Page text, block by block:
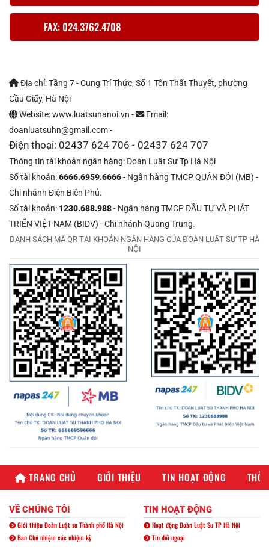
FAX: 024.3762.4708
Địa chỉ: Tầng 7 - Cung Trí Thức, Số 1 Tôn Thất Thuyết, phường
Cầu Giấy, Hà Nội
Website: www.luatsuhanoi.vn -
Email:
doanluatsuhn@gmail.com -
Điện thoại: 02437 624 706 - 02437 624 707
Thông tin tài khoản ngân hàng: Đoàn Luật Sư Tp Hà Nội
Số tài khoản:6666.6959.6666- Ngân hàng TMCP QUÂN ĐỘI (MB) -
Chi nhánh Điện Biên Phủ.
Số tài khoản: 1230.688.988- Ngân hàng TMCP ĐẦU TƯ VÀ PHÁT
TRIỂN VIỆT NAM (BIDV) - Chi nhánh Quang Trung.
DANH SÁCH MÃ QR TÀI KHOẢN NGÂN HÀNG CỦA ĐOÀN LUẬT SƯ TP HÀ
NỘI
TRANG CHỦ GIỚI THIỆU TIN HOẠT ĐỘNG
VỀ CHÚNG TÔI
Giới thiệu Đoàn Luật sư Thành phố Hà Nội
Ban Chủ nhiệm các nhiệm kỳ
TIN HOẠT ĐỘNG
Hoạt động Đoàn Luật Sư TP Hà Nội
Tin đối ngoại